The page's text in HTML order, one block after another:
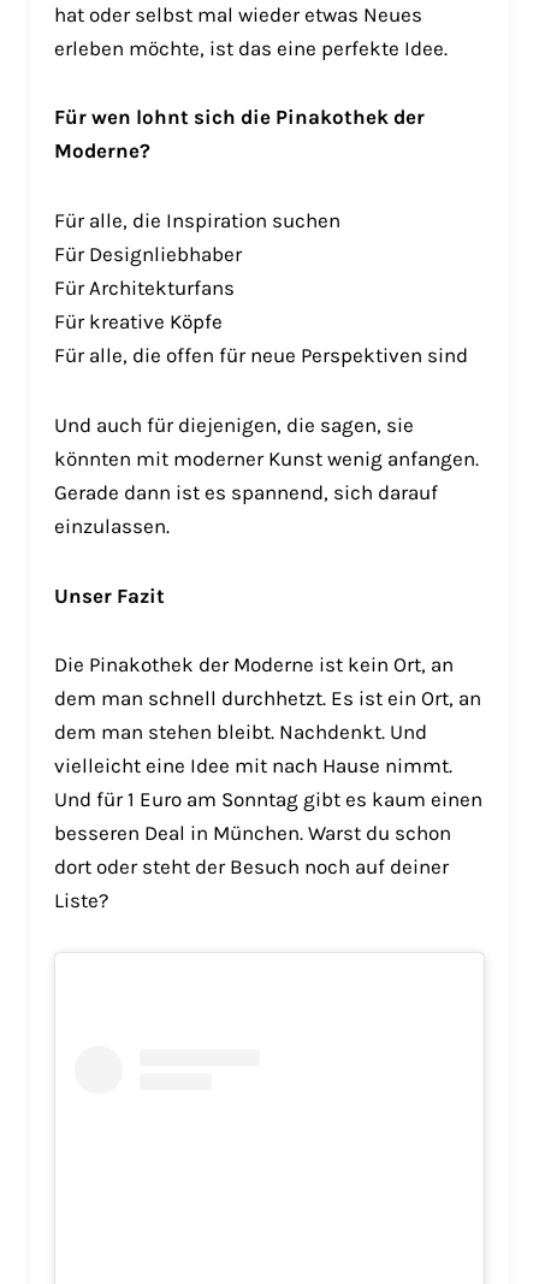
hat oder selbst mal wieder etwas Neues
erleben möchte, ist das eine perfekte Idee.
Für wen lohnt sich die Pinakothek der
Moderne?
Für alle, die Inspiration suchen
Für Designliebhaber
Für Architekturfans
Für kreative Köpfe
Für alle, die offen für neue Perspektiven sind
Und auch für diejenigen, die sagen, sie
könnten mit moderner Kunst wenig anfangen.
Gerade dann ist es spannend, sich darauf
einzulassen.
Unser Fazit
Die Pinakothek der Moderne ist kein Ort, an
dem man schnell durchhetzt. Es ist ein Ort, an
dem man stehen bleibt. Nachdenkt. Und
vielleicht eine Idee mit nach Hause nimmt.
Und für 1 Euro am Sonntag gibt es kaum einen
besseren Deal in München. Warst du schon
dort oder steht der Besuch noch auf deiner
Liste?